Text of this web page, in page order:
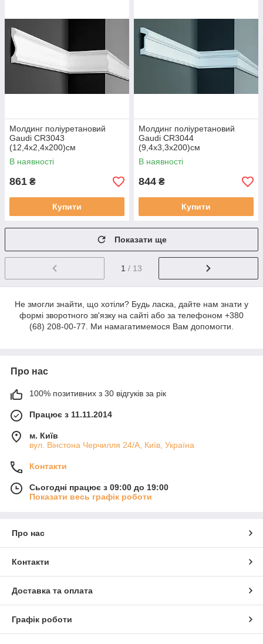
Молдинг поліуретановий
Gaudi CR3043
(12,4х2,4x200)см
В наявності
861 ₴
Купити
Молдинг поліуретановий
Gaudi CR3044
(9,4х3,3x200)см
В наявності
844 ₴
Купити
Показати ще
1 / 13
Не змогли знайти, що хотіли? Будь ласка, дайте нам знати у
формі зворотного зв'язку на сайті або за телефоном +380
(68) 208-00-77. Ми намагатимемося Вам допомогти.
Про нас
100% позитивних з 30 відгуків за рік
Працює з 11.11.2014
м. Київ
вул. Вінстона Черчилля 24/А, Київ, Україна
Контакти
Сьогодні працює з 09:00 до 19:00
Показати весь графік роботи
Про нас
Контакти
Доставка та оплата
Графік роботи